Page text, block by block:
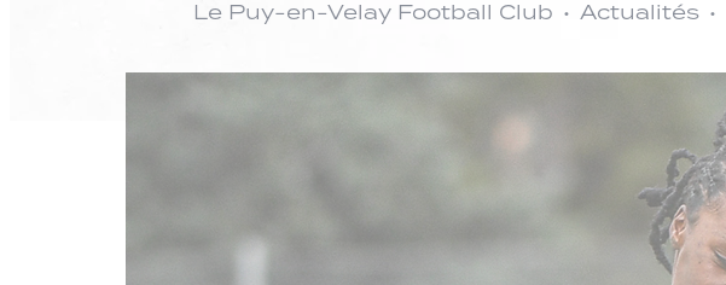
Le Puy-en-Velay Football Club Actualités